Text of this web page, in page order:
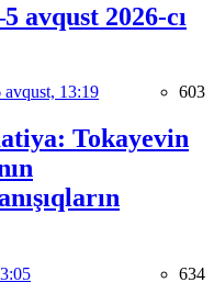
avqust 2026-cı
avqust, 13:19 603
Tokayevin
634